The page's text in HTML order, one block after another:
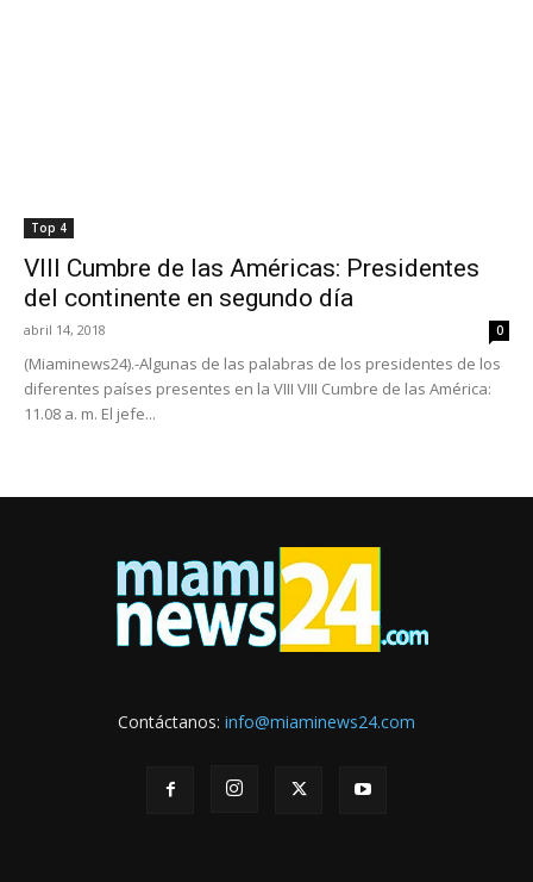
Top 4
VIII Cumbre de las Américas: Presidentes
del continente en segundo día
abril 14, 2018 0
(Miaminews24).-Algunas de las palabras de los presidentes de los
diferentes países presentes en la VIII VIII Cumbre de las América:
11.08 a. m. El jefe...
Contáctanos: info@miaminews24.com